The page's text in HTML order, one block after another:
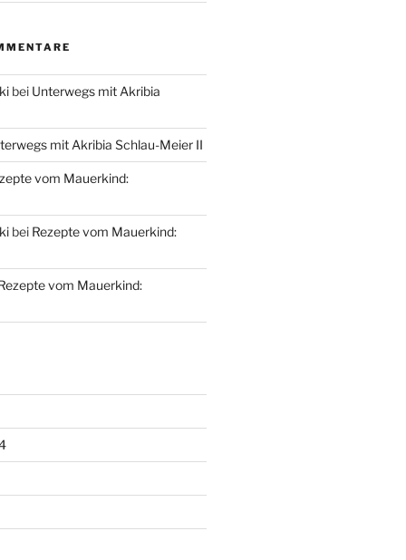
bei Unterwegs mit Akribia
mit Akribia Schlau-Meier II
vom Mauerkind:
bei Rezepte vom Mauerkind:
vom Mauerkind: